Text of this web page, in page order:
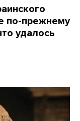
по-прежнему
удалось